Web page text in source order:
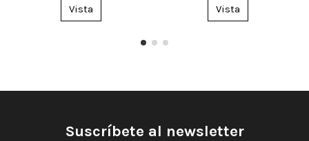
Vista Vista
Suscríbete al newsletter